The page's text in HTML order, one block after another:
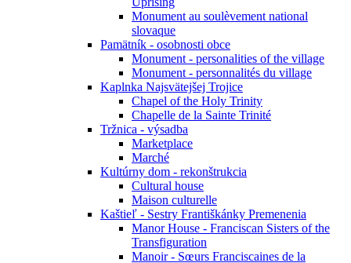
Monument au soulèvement national
slovaque
Pamätník - osobnosti obce
Monument - personalities of the village
Monument - personnalités du village
Kaplnka Najsvätejšej Trojice
Chapel of the Holy Trinity
Chapelle de la Sainte Trinité
Tržnica - výsadba
Marketplace
Marché
Kultúrny dom - rekonštrukcia
Cultural house
Maison culturelle
Kaštieľ - Sestry Františkánky Premenenia
Manor House - Franciscan Sisters of the
Transfiguration
Manoir - Sœurs Franciscaines de la